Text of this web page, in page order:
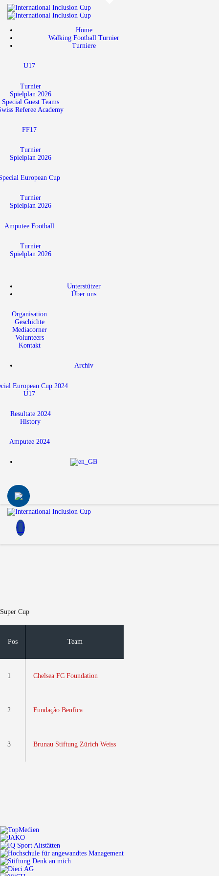
Home
Walking Football Turnier
Turniere
U17
Turnier
Spielplan 2026
Special Guest Teams
Referee Academy
FF17
Turnier
Spielplan 2026
European Cup
Turnier
Spielplan 2026
Amputee Football
Turnier
Spielplan 2026
Unterstützer
Über uns
Organisation
Geschichte
Mediacorner
Volunteers
Kontakt
Archiv
European Cup 2024
U17
Resultate 2024
History
Amputee 2024
Home
Walking Football Turnier
Unterstützer
Über uns
Archiv
Super Cup
Pos Team
1 Chelsea FC Foundation
2 Fundação Benfica
3 Brunau Stiftung Zürich Weiss